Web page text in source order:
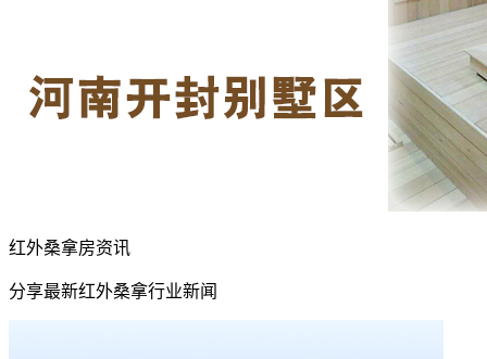
红外桑拿房资讯
分享最新红外桑拿行业新闻